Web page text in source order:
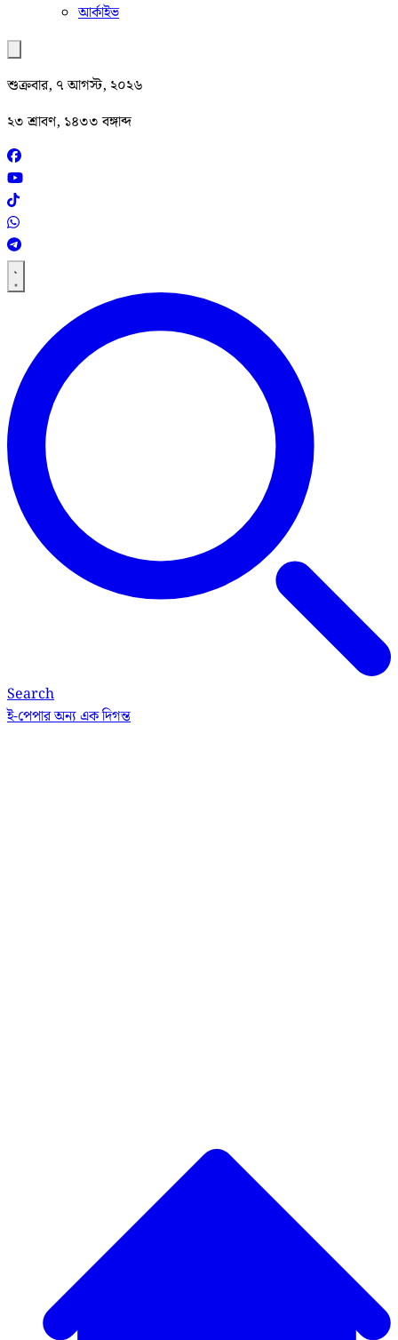
আর্কাইভ
শুক্রবার, ৭ আগস্ট, ২০২৬
২৩ শ্রাবণ, ১৪৩৩ বঙ্গাব্দ
Search
ই-পেপারঅন্য এক দিগন্ত